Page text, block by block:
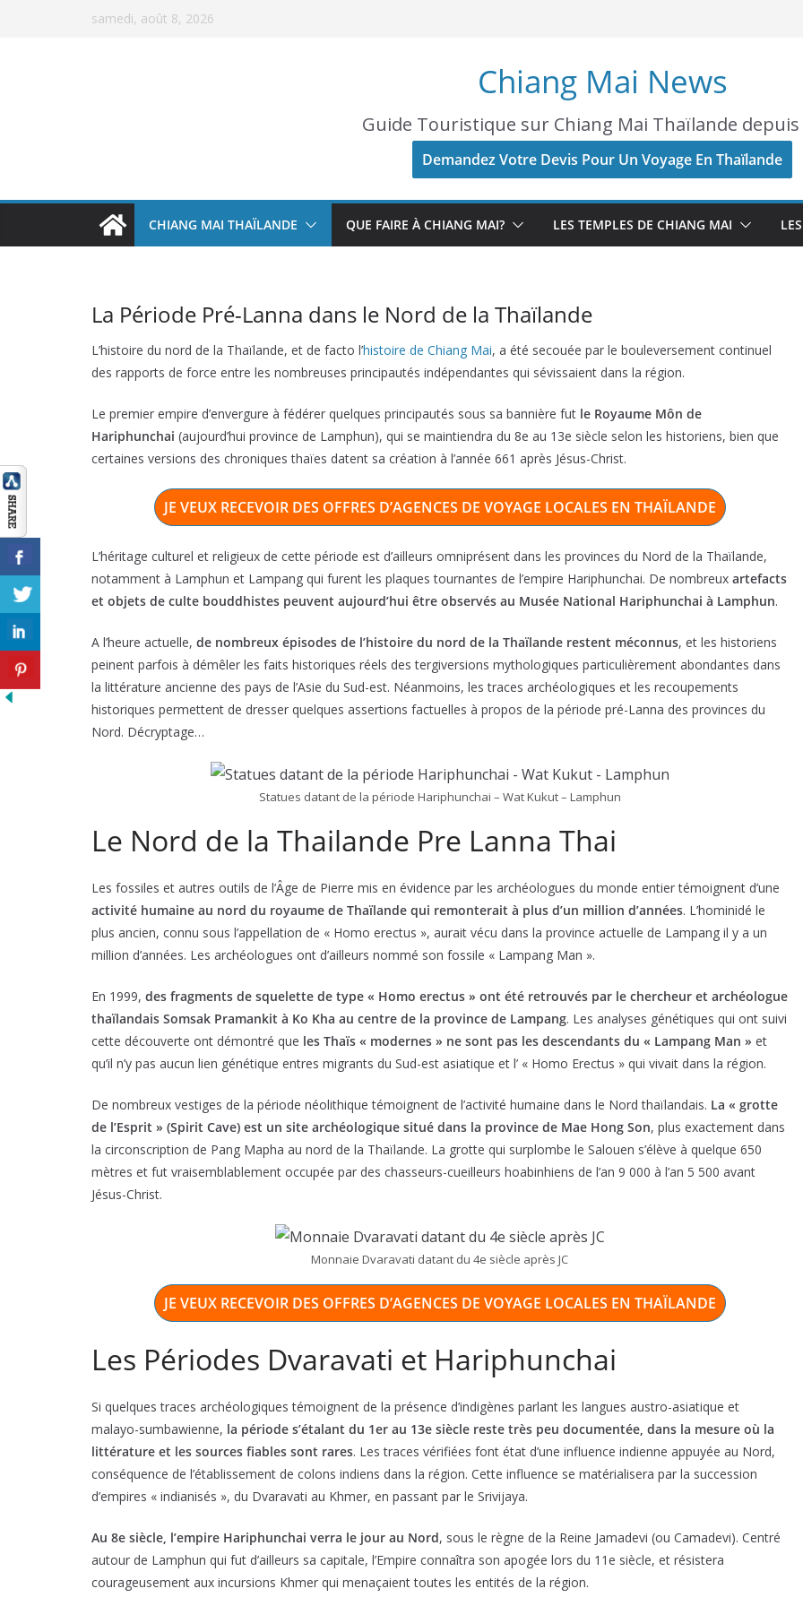
samedi, août 8, 2026
Chiang Mai News
Guide Touristique sur Chiang Mai Thaïlande depuis
Demandez Votre Devis Pour Un Voyage En Thaïlande
CHIANG MAI THAÏLANDE QUE FAIRE À CHIANG MAI? LES TEMPLES DE CHIANG MAI
La Période Pré-Lanna dans le Nord de la Thaïlande
L’histoire du nord de la Thaïlande, et de facto l’histoire de Chiang Mai, a été secouée par le bouleversement continuel
des rapports de force entre les nombreuses principautés indépendantes qui sévissaient dans la région.
Le premier empire d’envergure à fédérer quelques principautés sous sa bannière fut le Royaume Môn de
Hariphunchai (aujourd’hui province de Lamphun), qui se maintiendra du 8e au 13e siècle selon les historiens, bien que
certaines versions des chroniques thaïes datent sa création à l’année 661 après Jésus-Christ.
JE VEUX RECEVOIR DES OFFRES D’AGENCES DE VOYAGE LOCALES EN THAÏLANDE
L’héritage culturel et religieux de cette période est d’ailleurs omniprésent dans les provinces du Nord de la Thaïlande,
notamment à Lamphun et Lampang qui furent les plaques tournantes de l’empire Hariphunchai. De nombreux artefacts
et objets de culte bouddhistes peuvent aujourd’hui être observés au Musée National Hariphunchai à Lamphun.
A l’heure actuelle, de nombreux épisodes de l’histoire du nord de la Thaïlande restent méconnus, et les historiens
peinent parfois à démêler les faits historiques réels des tergiversions mythologiques particulièrement abondantes dans
la littérature ancienne des pays de l’Asie du Sud-est. Néanmoins, les traces archéologiques et les recoupements
historiques permettent de dresser quelques assertions factuelles à propos de la période pré-Lanna des provinces du
Nord. Décryptage…
Statues datant de la période Hariphunchai – Wat Kukut – Lamphun
Le Nord de la Thailande Pre Lanna Thai
Les fossiles et autres outils de l’Âge de Pierre mis en évidence par les archéologues du monde entier témoignent d’une
activité humaine au nord du royaume de Thaïlande qui remonterait à plus d’un million d’années. L’hominidé le
plus ancien, connu sous l’appellation de « Homo erectus », aurait vécu dans la province actuelle de Lampang il y a un
million d’années. Les archéologues ont d’ailleurs nommé son fossile « Lampang Man ».
En 1999, des fragments de squelette de type « Homo erectus » ont été retrouvés par le chercheur et archéologue
thaïlandais Somsak Pramankit à Ko Kha au centre de la province de Lampang. Les analyses génétiques qui ont suivi
cette découverte ont démontré que les Thaïs « modernes » ne sont pas les descendants du « Lampang Man » et
qu’il n’y pas aucun lien génétique entres migrants du Sud-est asiatique et l’ « Homo Erectus » qui vivait dans la région.
De nombreux vestiges de la période néolithique témoignent de l’activité humaine dans le Nord thaïlandais. La « grotte
de l’Esprit » (Spirit Cave) est un site archéologique situé dans la province de Mae Hong Son, plus exactement dans
la circonscription de Pang Mapha au nord de la Thaïlande. La grotte qui surplombe le Salouen s’élève à quelque 650
mètres et fut vraisemblablement occupée par des chasseurs-cueilleurs hoabinhiens de l’an 9 000 à l’an 5 500 avant
Jésus-Christ.
Monnaie Dvaravati datant du 4e siècle après JC
JE VEUX RECEVOIR DES OFFRES D’AGENCES DE VOYAGE LOCALES EN THAÏLANDE
Les Périodes Dvaravati et Hariphunchai
Si quelques traces archéologiques témoignent de la présence d’indigènes parlant les langues austro-asiatique et
malayo-sumbawienne, la période s’étalant du 1er au 13e siècle reste très peu documentée, dans la mesure où la
littérature et les sources fiables sont rares. Les traces vérifiées font état d’une influence indienne appuyée au Nord,
conséquence de l’établissement de colons indiens dans la région. Cette influence se matérialisera par la succession
d’empires « indianisés », du Dvaravati au Khmer, en passant par le Srivijaya.
Au 8e siècle, l’empire Hariphunchai verra le jour au Nord, sous le règne de la Reine Jamadevi (ou Camadevi). Centré
autour de Lamphun qui fut d’ailleurs sa capitale, l’Empire connaîtra son apogée lors du 11e siècle, et résistera
courageusement aux incursions Khmer qui menaçaient toutes les entités de la région.